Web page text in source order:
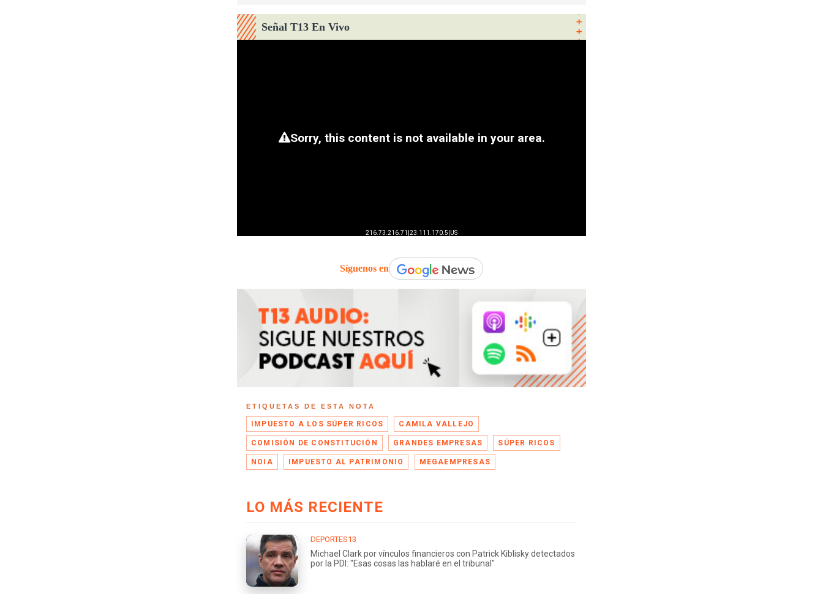
Señal T13 En Vivo
Síguenos en
ETIQUETAS DE ESTA NOTA
IMPUESTO A LOS SÚPER RICOS CAMILA VALLEJO
COMISIÓN DE CONSTITUCIÓN GRANDES EMPRESAS SÚPER RICOS
NOIA IMPUESTO AL PATRIMONIO MEGAEMPRESAS
LO MÁS RECIENTE
DEPORTES13
Michael Clark por vínculos financieros con Patrick Kiblisky detectados
por la PDI: "Esas cosas las hablaré en el tribunal"